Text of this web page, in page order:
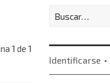
1 de1
Identificarse •